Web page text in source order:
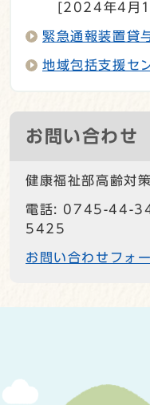
[2024年4月
緊急通報装置貸
地域包括支援セ
お問い合わせ
健康福祉部高齢対
電話: 0745-44-
5425
お問い合わせフォ